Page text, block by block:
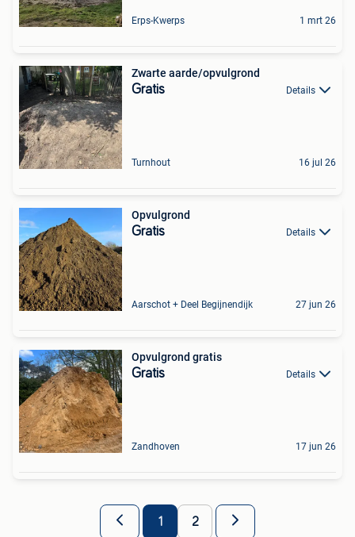
Erps-Kwerps 1 mrt 26
Zwarte aarde/opvulgrond
Gratis Details
Turnhout 16 jul 26
Opvulgrond
Gratis Details
Aarschot + Deel Begijnendijk 27 jun 26
Opvulgrond gratis
Gratis Details
Zandhoven 17 jun 26
1 2